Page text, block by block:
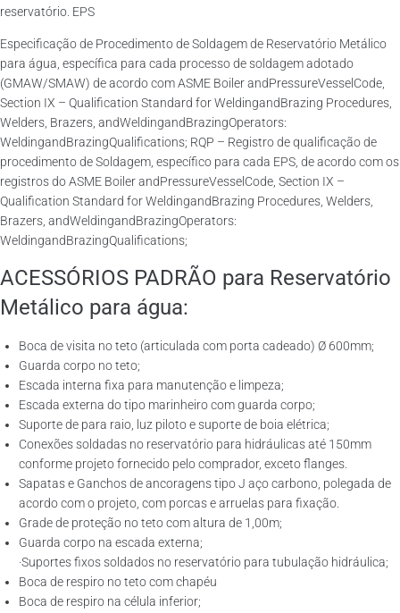
reservatório. EPS
Especificação de Procedimento de Soldagem de Reservatório Metálico
para água, específica para cada processo de soldagem adotado
(GMAW/SMAW) de acordo com ASME Boiler andPressureVesselCode,
Section IX – Qualification Standard for WeldingandBrazing Procedures,
Welders, Brazers, andWeldingandBrazingOperators:
WeldingandBrazingQualifications; RQP – Registro de qualificação de
procedimento de Soldagem, específico para cada EPS, de acordo com os
registros do ASME Boiler andPressureVesselCode, Section IX –
Qualification Standard for WeldingandBrazing Procedures, Welders,
Brazers, andWeldingandBrazingOperators:
WeldingandBrazingQualifications;
ACESSÓRIOS PADRÃO para Reservatório
Metálico para água:
Boca de visita no teto (articulada com porta cadeado) Ø 600mm;
Guarda corpo no teto;
Escada interna fixa para manutenção e limpeza;
Escada externa do tipo marinheiro com guarda corpo;
Suporte de para raio, luz piloto e suporte de boia elétrica;
Conexões soldadas no reservatório para hidráulicas até 150mm
conforme projeto fornecido pelo comprador, exceto flanges.
Sapatas e Ganchos de ancoragens tipo J aço carbono, polegada de
acordo com o projeto, com porcas e arruelas para fixação.
Grade de proteção no teto com altura de 1,00m;
Guarda corpo na escada externa;
·Suportes fixos soldados no reservatório para tubulação hidráulica;
Boca de respiro no teto com chapéu
Boca de respiro na célula inferior;